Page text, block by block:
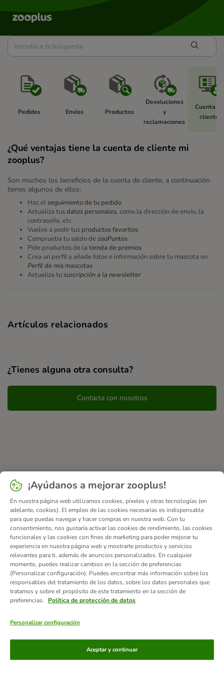
Pedidos Envíos Productos
Devoluciones
y
reclamaciones
Cuenta
cliente
¿Qué ventajas tiene la cuenta de cliente mi
zooplus?
Son muchos los beneficios de la cuenta de cliente, a continuación
tienes algunos de ellos:
Haz el seguimiento de tu pedido
Actualiza tusdatos personales, como la dirección de envío, la
contraseña, etc.
Vuelve a pedir tus productos favoritos
Comprueba tu saldo de zooPuntos
Pide productos de la tienda de premios
Crea un perfil y añade fotos e información sobre tu mascota en
Perfil de mis mascotas
Actualiza tususcripción a la newsletter
Artículos relacionados
¿Tienes alguna otra consulta?
Contacta con nosotros
Métodos de pago
¡Ayúdanos a mejorar zooplus!
En nuestra página web utilizamos cookies, píxeles y otras tecnologías (en
adelante, cookies). El empleo de las cookies necesarias es indispensable
para que puedas navegar y hacer compras en nuestra web. Con tu
consentimiento, nos gustaría activar las cookies de rendimiento, las cookies
funcionales y las cookies con fines de marketing para poder mejorar tu
experiencia en nuestra página web y mostrarte productos y servicios
relevantes para ti, además de anuncios personalizados. En cualquier
momento, puedes realizar cambios en la sección de preferencias
(Personalizar configuración). Puedes encontrar más información sobre los
responsables del tratamiento de los datos, sobre los datos personales que
tratamos y sobre el propósito de este tratamiento en la sección de
preferencias.
Política de protección de datos
Personalizar configuración
Aceptar y continuar